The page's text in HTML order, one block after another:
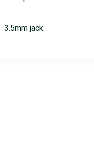
3.5mm jack: